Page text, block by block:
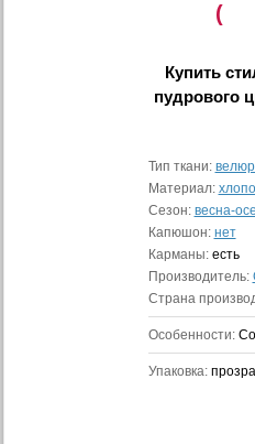
(
Купить
пудрового
Тип ткани:
Материал:
Сезон: весна-
Капюшон: нет
Карманы: есть
Производитель:
Страна
Особенности:
Упаковка: